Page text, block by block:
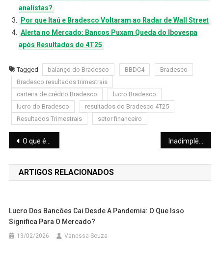
analistas?
Por que Itaú e Bradesco Voltaram ao Radar de Wall Street
Alerta no Mercado: Bancos Puxam Queda do Ibovespa
após Resultados do 4T25
Tagged balanço do Bradesco BBDC4
Bradesco
Bradesco resultados trimestrais
carteira de crédito Bradesco
lucro Bradesco
lucro do Bradesco
resultados do Bradesco 4T25
Resultados Trimestrais
setor financeiro
Navegação
de
Post
O que é Rentabilidade Real? O Guia Definitivo para não Perder Dinheiro em 2026
ARTIGOS RELACIONADOS
Lucro Dos Bancões Cai Desde A Pandemia: O Que Isso
Significa Para O Mercado?
13/02/2026 Vanessa Souza